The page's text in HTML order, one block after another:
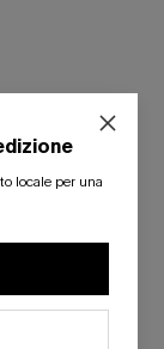
locale per una